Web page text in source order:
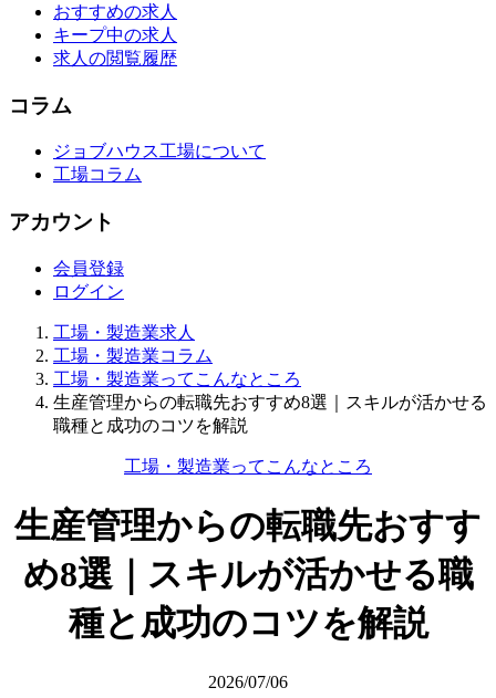
おすすめの求人
キープ中の求人
求人の閲覧履歴
コラム
ジョブハウス工場について
工場コラム
アカウント
会員登録
ログイン
工場・製造業求人
工場・製造業コラム
工場・製造業ってこんなところ
生産管理からの転職先おすすめ8選｜スキルが活かせる
職種と成功のコツを解説
工場・製造業ってこんなところ
生産管理からの転職先おすす
め8選｜スキルが活かせる職
種と成功のコツを解説
2026/07/06